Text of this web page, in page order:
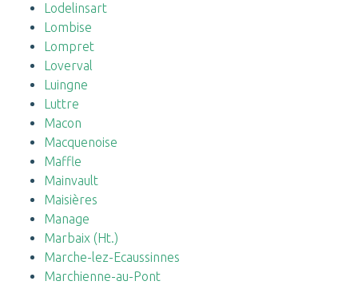
Lodelinsart
Lombise
Lompret
Loverval
Luingne
Luttre
Macon
Macquenoise
Maffle
Mainvault
Maisières
Manage
Marbaix (Ht.)
Marche-lez-Ecaussinnes
Marchienne-au-Pont